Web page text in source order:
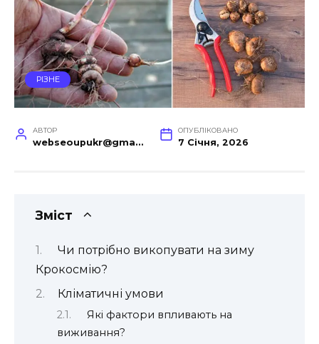
РІЗНЕ
АВТОР
webseoupukr@gmail.com
ОПУБЛІКОВАНО
7 Січня, 2026
Зміст
Чи потрібно викопувати на зиму
Крокосмію?
Кліматичні умови
Які фактори впливають на
виживання?